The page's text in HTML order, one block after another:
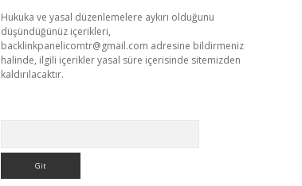
Hukuka ve yasal düzenlemelere aykırı olduğunu
düşündüğünüz içerikleri,
backlinkpanelicomtr@gmail.com adresine bildirmeniz
halinde, ilgili içerikler yasal süre içerisinde sitemizden
kaldırılacaktır.